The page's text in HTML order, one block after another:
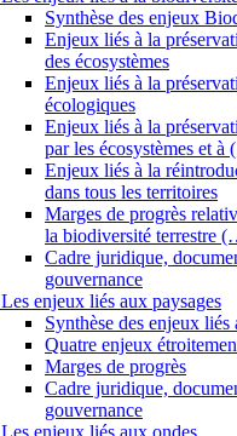
Synthèse des enjeux
Enjeux liés à la
des écosystèmes
Enjeux liés à la
écologiques
Enjeux liés à la
par les écosystèmes et
Enjeux liés à la
dans tous les territoires
Marges de progrès
la biodiversité terrestre
Cadre juridique,
gouvernance
Les enjeux liés aux paysages
Synthèse des enjeux liés
Quatre enjeux
Marges de progrès
Cadre juridique,
gouvernance
Les enjeux liés aux ondes